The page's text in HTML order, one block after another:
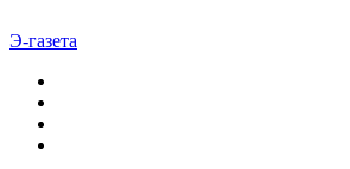
Э-газета